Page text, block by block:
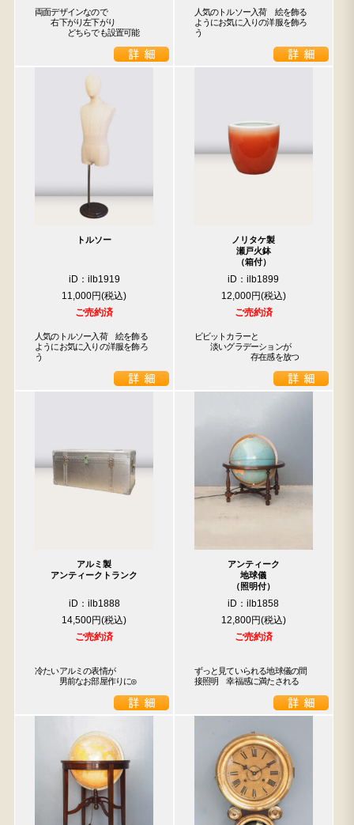
両面デザインなので
右下がり左下がり
どちらでも設置可能
人気のトルソー入荷　絵を飾る
ようにお気に入りの洋服を飾ろ
う
トルソー
iD：ilb1919
11,000円
ご売約済
人気のトルソー入荷　絵を飾る
ようにお気に入りの洋服を飾ろ
う
ノリタケ製
瀬戸火鉢
（箱付）
iD：ilb1899
12,000円
ご売約済
ビビットカラーと
淡いグラデーションが
存在感を放つ
アルミ製
アンティークトランク
iD：ilb1888
14,500円
ご売約済
冷たいアルミの表情が
男前なお部屋作りに◎
アンティーク
地球儀
（照明付）
iD：ilb1858
12,800円
ご売約済
ずっと見ていられる地球儀の間
接照明　幸福感に満たされる